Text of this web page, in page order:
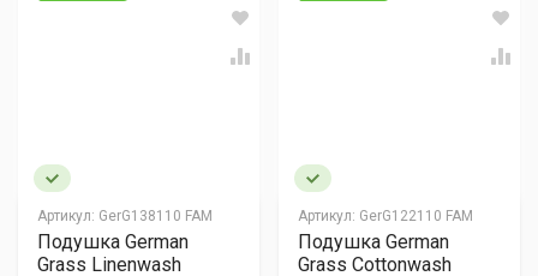
Артикул: GerG138110 FAM
Подушка German
Grass Linenwash
Артикул: GerG122110 FAM
Подушка German
Grass Cottonwash